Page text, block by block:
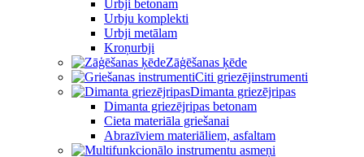
Urbji betonam
Urbju komplekti
Urbji metālam
Kroņurbji
Zāģēšanas ķēde
Citi griezējinstrumenti
Dimanta griezējripas
Dimanta griezējripas betonam
Cieta materiāla griešanai
Abrazīviem materiāliem, asfaltam